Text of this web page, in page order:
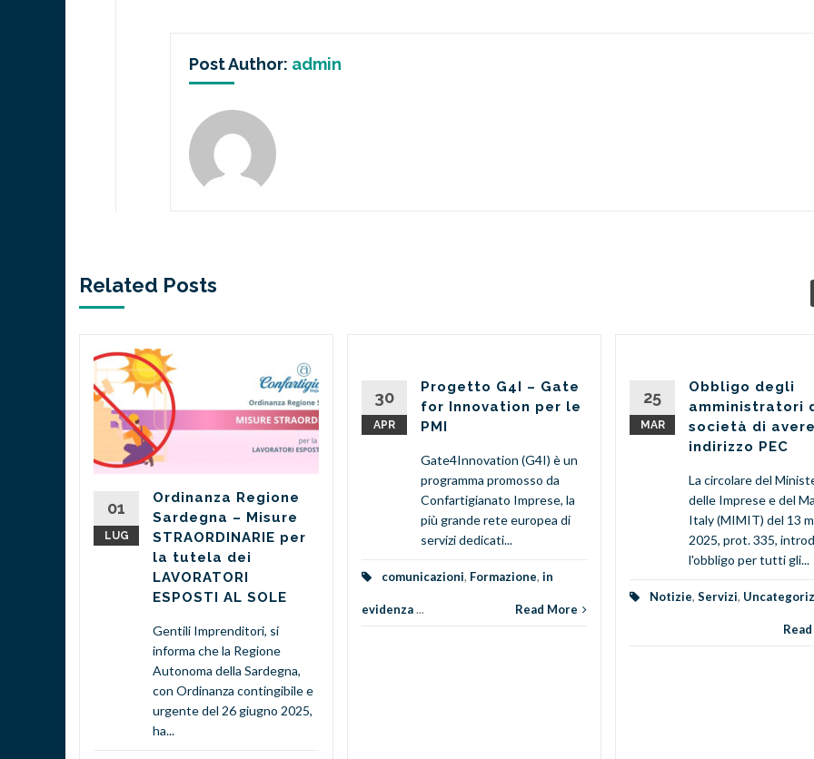
Post Author: admin
Related Posts
01
LUG
Ordinanza Regione
Sardegna – Misure
STRAORDINARIE per
la tutela dei
LAVORATORI
ESPOSTI AL SOLE
Gentili Imprenditori, si
informa che la Regione
Autonoma della Sardegna,
con Ordinanza contingibile e
urgente del 26 giugno 2025,
ha...
30
APR
Progetto G4I – Gate
for Innovation per le
PMI
Gate4Innovation (G4I) è un
programma promosso da
Confartigianato Imprese, la
più grande rete europea di
servizi dedicati...
comunicazioni, Formazione, in
evidenza... Read More
25
MAR
Obbligo degli
amministratori
società di
indirizzo PEC
La circolare del
delle Imprese e del
Italy (MIMIT) del 13
2025, prot. 335,
l'obbligo per tutti gli...
Notizie, Servizi,